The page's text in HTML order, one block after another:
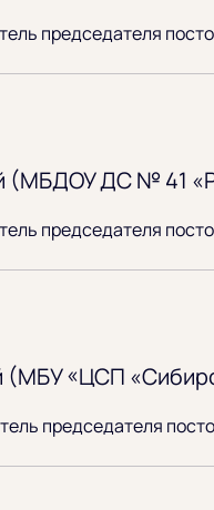
председателя
(МБДОУ ДС № 41
председателя
(МБУ «ЦСП
председателя